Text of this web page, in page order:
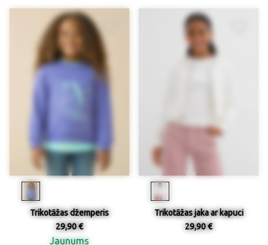
Trikotāžas džemperis
29,90 €
Jaunums
Trikotāžas jaka ar kapuci
29,90 €